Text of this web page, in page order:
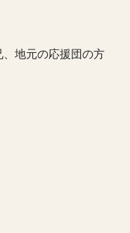
地元の応援団の方